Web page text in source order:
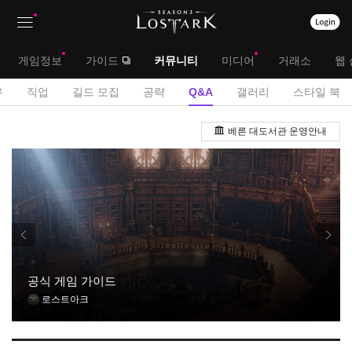
대
게임정보 가이드 커뮤니티 미디어 거래소 웹
메
뉴
직업 길드 모집 공략 Q&A 갤러리 스타일 북
&
시
판
베른 대도서관 운영안내
공식 게임 가이드
로스트아크